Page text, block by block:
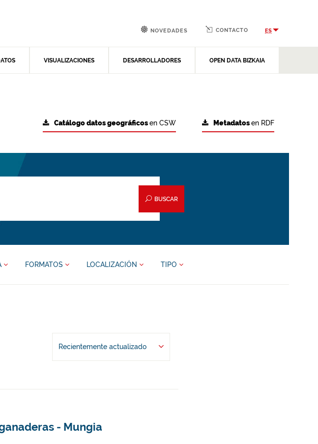
VISUALIZACIONES DESARROLLADORES OPEN DATA BIZKAIA
NOVEDADES CONTACTO ES
Metadatosen RDF
Catálogo datos geográficosen CSW
BUSCAR
FORMATOS LOCALIZACIÓN TIPO
Recientemente actualizado
- Mungia